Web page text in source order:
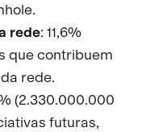
rede: 11,6%
que contribuem
rede.
(2.330.000.000
futuras,